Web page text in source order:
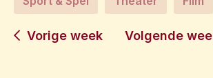
Vorige week Volgende